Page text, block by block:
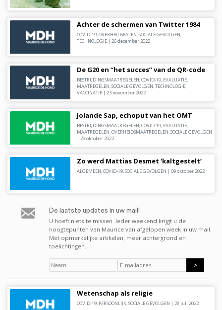
Achter de schermen van Twitter 1984
COVID-19, OVERHEIDSFALEN SOCIALE GEVOLGEN
TECHNOLOGIE| 26 december 2022
De G20 en “het succes” van de QR-code
BESTRIJDINGSMAATREGELEN,COVID-19, EVALUATIE,
MAATREGELEN,SOCIALE GEVOLGEN,TECHNOLOGIE,
VACCINATIE| 23 november 2022
Jolande Sap, echoput van het OMT
BESTRIJDINGSMAATREGELEN,COVID-19, EVALUATIE,
MAATREGELEN,OVERHEIDSMAATREGELEN,SOCIALE GEVOLGEN
| 29 oktober 2022
Zo werd Mattias Desmet ‘kaltgestelt’
ALGEMEEN,COVID-19,SOCIALE GEVOLGEN | 09 oktober 2022
De laatste updates in uw mail!
U hoeft niets te missen. leder weekend krijgt u de
hoogtepunten van Maurice van afgelopen week in uw mail.
Met opmerkelijke artikelen, meer achtergrond en
toelichtingen.
Naam
E-
mailadres *
Wetenschap als religie
COVID-19, PERSOONLIJK,SOCIALE GEVOLGEN | 28 juli 2022